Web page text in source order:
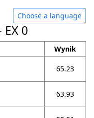
Choose a language
0
Wynik
65.23
63.93